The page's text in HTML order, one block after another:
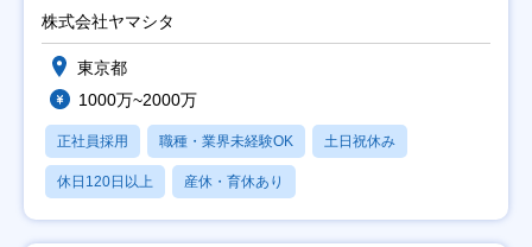
株式会社ヤマシタ
東京都
1000万~2000万
正社員採用 職種・業界未経験OK 土日祝休み
休日120日以上 産休・育休あり